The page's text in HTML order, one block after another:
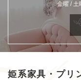
金曜 / 土
姫系家具・プリ